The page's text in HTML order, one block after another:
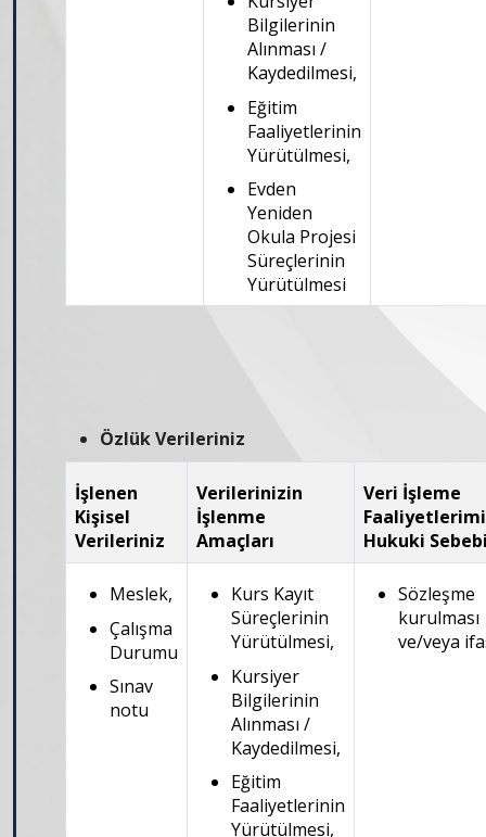
Bilgilerinin
Alınması /
Kaydedilmesi,
Eğitim
Faaliyetlerinin
Yürütülmesi,
Evden
Yeniden
Okula Projesi
Süreçlerinin
Yürütülmesi
Özlük Verileriniz
İşlenen
Kişisel
Verileriniz
Verilerinizin
İşlenme
Amaçları
Veri İşleme
Hukuki
Meslek,
Çalışma
Durumu
Sınav
notu
Kurs Kayıt
Süreçlerinin
Yürütülmesi,
Kursiyer
Bilgilerinin
Alınması /
Kaydedilmesi,
Eğitim
Faaliyetlerinin
Yürütülmesi,
Sözleşme
kurulması
ve/veya